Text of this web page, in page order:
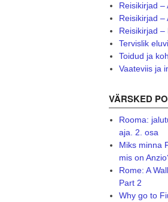
Reisikirjad –
Reisikirjad –
Reisikirjad –
Tervislik
Toidud ja
Vaateviis ja
VÄRSKED
Rooma:
aja. 2. osa
Miks minna
mis on
Rome: A
Part 2
Why go to